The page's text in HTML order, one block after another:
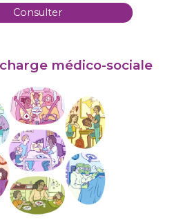
Consulter
médico-sociale